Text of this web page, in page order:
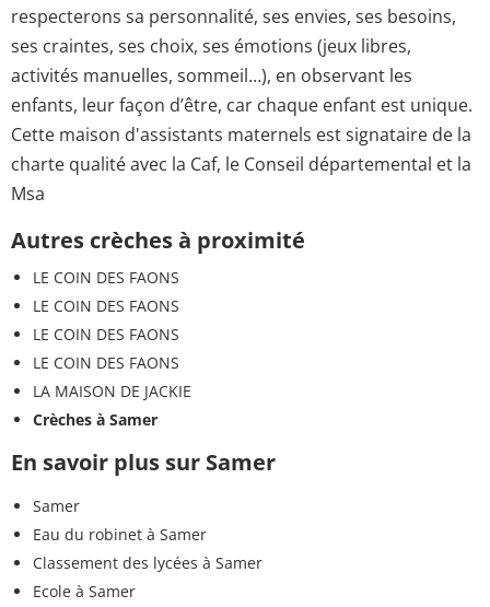
respecterons sa personnalité, ses envies, ses besoins,
ses craintes, ses choix, ses émotions (jeux libres,
activités manuelles, sommeil…), en observant les
enfants, leur façon d’être, car chaque enfant est unique.
Cette maison d'assistants maternels est signataire de la
charte qualité avec la Caf, le Conseil départemental et la
Msa
Autres crèches à proximité
LE COIN DES FAONS
LE COIN DES FAONS
LE COIN DES FAONS
LE COIN DES FAONS
LA MAISON DE JACKIE
Crèches à Samer
En savoir plus sur Samer
Samer
Eau du robinet à Samer
Classement des lycées à Samer
Ecole à Samer